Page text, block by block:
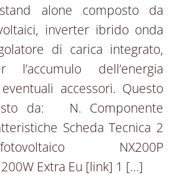
alone composto da
inverter ibrido onda
di carica integrato,
dell’energia
accessori. Questo
da: N. Componente
Scheda Tecnica 2
NX200P
Extra Eu [link] 1 […]